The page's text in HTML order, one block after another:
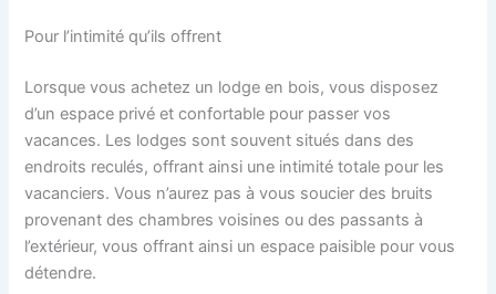
Pour l’intimité qu’ils offrent
Lorsque vous achetez un lodge en bois, vous disposez
d’un espace privé et confortable pour passer vos
vacances. Les lodges sont souvent situés dans des
endroits reculés, offrant ainsi une intimité totale pour les
vacanciers. Vous n’aurez pas à vous soucier des bruits
provenant des chambres voisines ou des passants à
l’extérieur, vous offrant ainsi un espace paisible pour vous
détendre.